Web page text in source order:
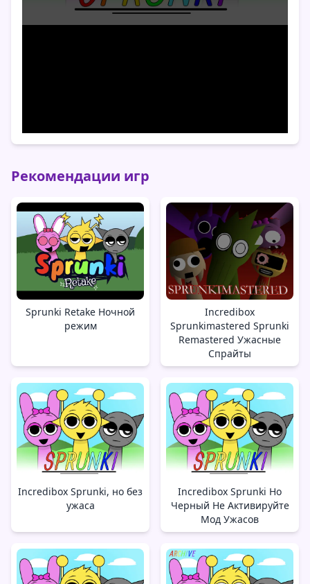
Рекомендации игр
Sprunki Retake Ночной
режим
Incredibox
Sprunkimastered Sprunki
Remastered Ужасные
Спрайты
Incredibox Sprunki, но без
ужаса
Incredibox Sprunki Но
Черный Не Активируйте
Мод Ужасов